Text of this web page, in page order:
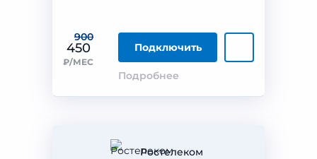
900
450
₽/МЕС
Подключить
Подробнее
Ростелеком